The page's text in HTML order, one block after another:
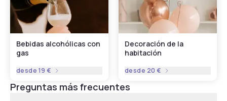
Bebidas alcohólicas con
gas
desde 19 €
Decoración de la
habitación
desde 20 €
Preguntas más frecuentes